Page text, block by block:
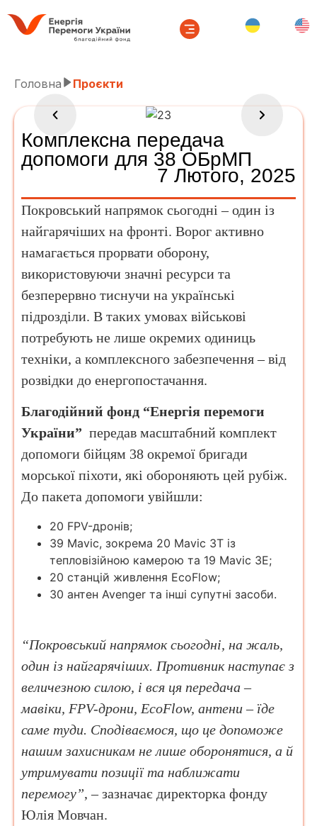
Головна Проєкти
Комплексна передача
допомоги для 38 ОБрМП
7 Лютого, 2025
Покровський напрямок сьогодні – один із
найгарячіших на фронті. Ворог активно
намагається прорвати оборону,
використовуючи значні ресурси та
безперервно тиснучи на українські
підрозділи. В таких умовах військові
потребують не лише окремих одиниць
техніки, а комплексного забезпечення – від
розвідки до енергопостачання.
Благодійний фонд “Енергія перемоги
України” передав масштабний комплект
допомоги бійцям 38 окремої бригади
морської піхоти, які обороняють цей рубіж.
До пакета допомоги увійшли:
20 FPV-дронів;
39 Mavic, зокрема 20 Mavic 3T із
тепловізійною камерою та 19 Mavic 3E;
20 станцій живлення EcoFlow;
30 антен Avenger та інші супутні засоби.
“Покровський напрямок сьогодні, на жаль,
один із найгарячіших. Противник наступає з
величезною силою, і вся ця передача –
мавіки, FPV-дрони, EcoFlow, антени – їде
саме туди. Сподіваємося, що це допоможе
нашим захисникам не лише оборонятися, а й
утримувати позиції та наближати
перемогу”, – зазначає директорка фонду
Юлія Мовчан.